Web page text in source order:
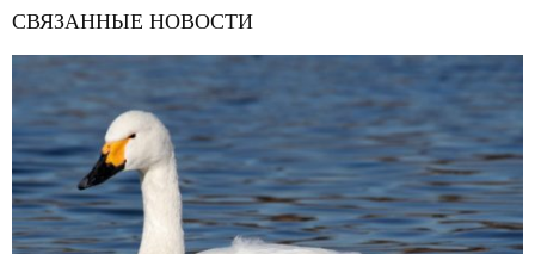
СВЯЗАННЫЕ НОВОСТИ